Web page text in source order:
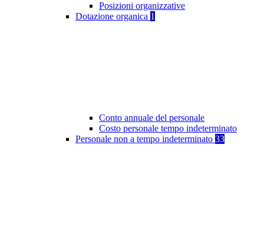
Posizioni organizzative
Dotazione organica 1
Conto annuale del personale
Costo personale tempo indeterminato
Personale non a tempo indeterminato 33